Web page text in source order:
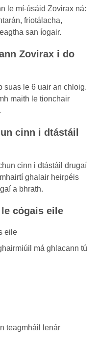
le mí-úsáid Zovirax ná:
friotálacha,
san íogair.
Zovirax i do
suas le 6 uair an chloig.
maith le tionchair
cinn i dtástáil
cinn i dtástáil drugaí
ghalair heirpéis
a bhrath.
cógais eile
eile
má ghlacann tú
teagmháil lenár